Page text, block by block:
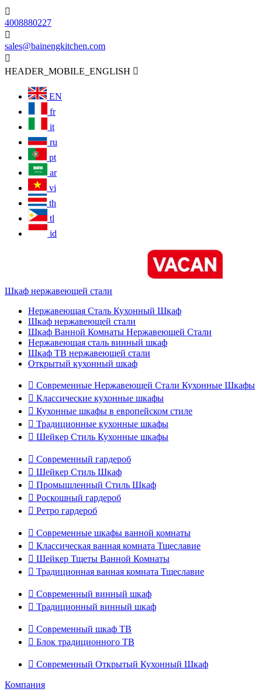

4008880227

sales@bainengkitchen.com

HEADER_MOBILE_ENGLISH 
EN
fr
it
ru
pt
ar
vi
th
tl
id
Шкаф нержавеющей стали
Нержавеющая Сталь Кухонный Шкаф
Шкаф нержавеющей стали
Шкаф Ванной Комнаты Нержавеющей Стали
Нержавеющая сталь винный шкаф
Шкаф ТВ нержавеющей стали
Открытый кухонный шкаф
 Современные Нержавеющей Стали Кухонные Шкафы
 Классические кухонные шкафы
 Кухонные шкафы в европейском стиле
 Традиционные кухонные шкафы
 Шейкер Стиль Кухонные шкафы
 Современный гардероб
 Шейкер Стиль Шкаф
 Промышленный Стиль Шкаф
 Роскошный гардероб
 Ретро гардероб
 Современные шкафы ванной комнаты
 Классическая ванная комната Тщеславие
 Шейкер Тщеты Ванной Комнаты
 Традиционная ванная комната Тщеславие
 Современный винный шкаф
 Традиционный винный шкаф
 Современный шкаф ТВ
 Блок традиционного ТВ
 Современный Открытый Кухонный Шкаф
Компания